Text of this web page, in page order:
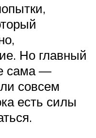
Но главный
сама —
совсем
есть силы